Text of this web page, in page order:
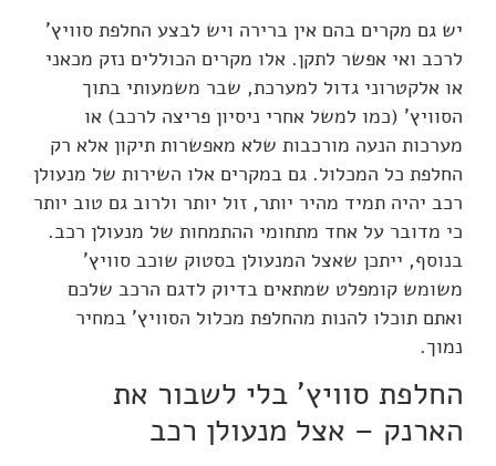
יש גם מקרים בהם אין ברירה ויש לבצע החלפת סוויץ'
לרכב ואי אפשר לתקן. אלו מקרים הכוללים נזק מכאני
או אלקטרוני גדול למערכת, שבר משמעותי בתוך
הסוויץ' (כמו למשל אחרי ניסיון פריצה לרכב) או
מערכות הנעה מורכבות שלא מאפשרות תיקון אלא רק
החלפת כל המכלול. גם במקרים אלו השירות של מנעולן
רכב יהיה תמיד מהיר יותר, זול יותר ולרוב גם טוב יותר
כי מדובר על אחד מתחומי ההתמחות של מנעולן רכב.
בנוסף, ייתכן שאצל המנעולן בסטוק שוכב סוויץ'
משומש קומפלט שמתאים בדיוק לדגם הרכב שלכם
ואתם תוכלו להנות מהחלפת מכלול הסוויץ' במחיר
נמוך.
החלפת סוויץ' בלי לשבור את
הארנק – אצל מנעולן רכב